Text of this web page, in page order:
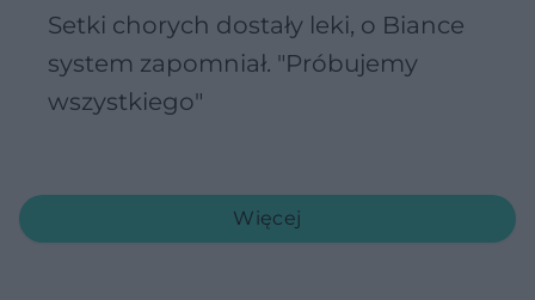
Setki chorych dostały leki, o Biance
system zapomniał. "Próbujemy
wszystkiego"
Więcej